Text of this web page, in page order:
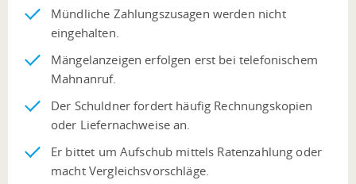
Mündliche Zahlungszusagen werden nicht
eingehalten.
Mängelanzeigen erfolgen erst bei telefonischem
Mahnanruf.
Der Schuldner fordert häufig Rechnungskopien
oder Liefernachweise an.
Er bittet um Aufschub mittels Ratenzahlung oder
macht Vergleichsvorschläge.